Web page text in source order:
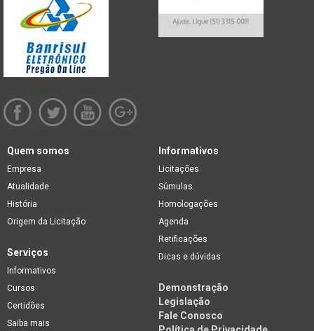
Quem somos
Empresa
Atualidade
História
Origem da Licitação
Informativos
Licitações
Súmulas
Homologações
Agenda
Retificações
Dicas e dúvidas
Serviços
Informativos
Cursos
Certidões
Saiba mais
Demonstração
Legislação
Fale Conosco